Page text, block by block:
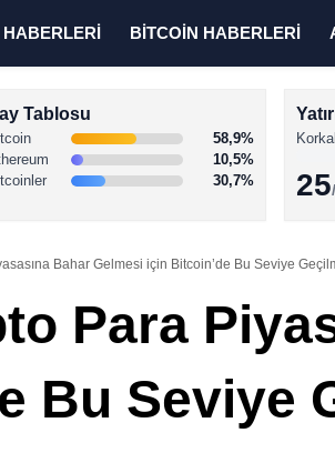
HABERLERİ BİTCOİN HABERLERİ
Tablosu
58,9%
10,5%
30,7% 25
Bahar Gelmesi için Bitcoin’de Bu Seviye
Para
Bu Seviye